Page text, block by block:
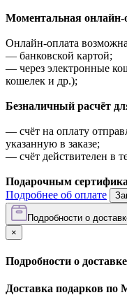
Моментальная онлайн-
Онлайн-оплата
— банковской картой;
— через электронные
кошелек и др.);
Безналичный расчёт
— счёт на оплату
указанную в заказе;
— счёт действителен в
Подарочным
Подробнее об оплате
Подробности о
×
Подробности о доставке
Доставка подарков по